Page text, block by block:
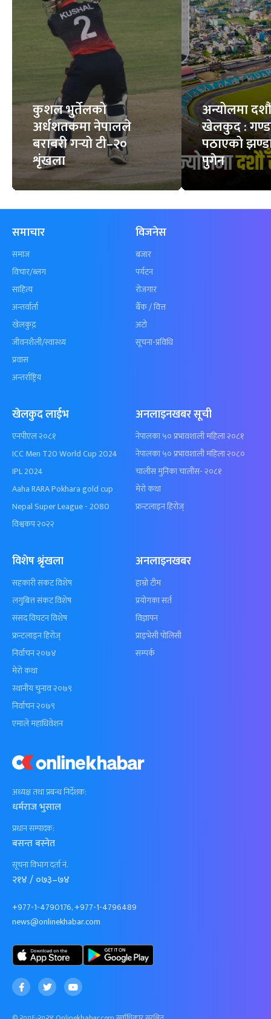
कुशल भुर्तेलको
अर्धशतकमा नेपालले
बराबरी गर्‍यो टी–२०
शृंखला
अन्योलमा दशौँ
खेलकुद :
पठाएको
पुगेन
अध्यक्ष तथा प्रबन्ध निर्देशक:
धर्मराज भुसाल
प्रधान सम्पादक:
बसन्त बस्नेत
सूचना विभाग दर्ता नं.
२१४ / ०७३–७४
+977-1-4790176, +977-1-4796489
news@onlinekhabar.com
समाचार
समाज
विचार/ब्लग
साहित्य
अन्तर्वार्ता
खेलकुद़़
जीवनशैली/स्वास्थ्य
प्रवास
अन्तर्राष्ट्रिय
विजनेस
बजार
पर्यटन
रोजगार
बैँक / वित्त
अटो
सूचना-प्रविधि
खेलकुद लाईभ
एनपीएल २०८१
ICC Men T20 World Cup 2024
IPL 2024
Aaha RARA Pokhara gold cup
Nepal Super League - 2080
विश्वकप २०२२
अनलाइनखबर सूची
नेपालका ५० प्रभावशाली महिला २०८१
नेपालका ५० प्रभावशाली महिला २०८०
चालीस मुनिका चालीस- २०८१
मेरो कथा
फ्रन्टलाइन हिरोज्
विशेष श्रृंखला
सहकारी संकट विशेष
लगुबित्त संकट विशेष
संसद विघटन विशेष
फ्रन्टलाइन हिरोज्
निर्वाचन २०७४
मेरो कथा
स्थानीय चुनाव २०७९
निर्वाचन २०७९
एमाले महाधिवेशन
अनलाइनखबर
हाम्रो टीम
प्रयोगका सर्त
विज्ञापन
प्राइभेसी पोलिसी
सम्पर्क